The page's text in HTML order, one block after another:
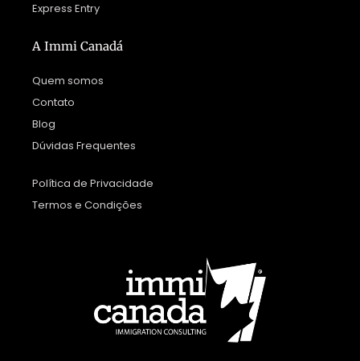
Express Entry
A Immi Canadá
Quem somos
Contato
Blog
Dúvidas Frequentes
Política de Privacidade
Termos e Condições